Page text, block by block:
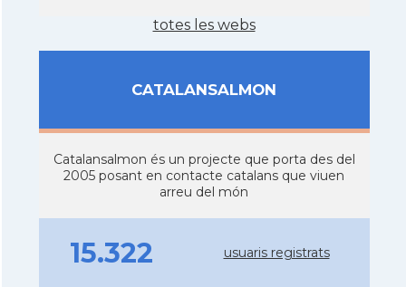
totes les webs
CATALANSALMON
Catalansalmon és un projecte que porta des del
2005 posant en contacte catalans que viuen
arreu del món
15.322 usuaris registrats